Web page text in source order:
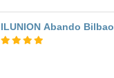
ILUNION Abando Bilbao